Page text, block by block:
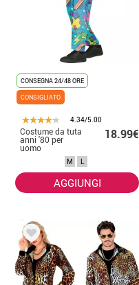
CONSEGNA 24/48 ORE
CONSIGLIATO
4.34/5.00
Costume da tuta
anni '80 per
uomo
18.99€
M L
AGGIUNGI